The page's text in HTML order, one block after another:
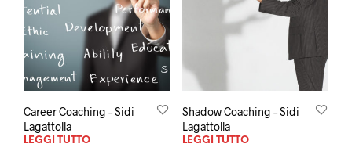
Career Coaching – Sidi
Lagattolla
LEGGI TUTTO
Shadow Coaching – Sidi
Lagattolla
LEGGI TUTTO